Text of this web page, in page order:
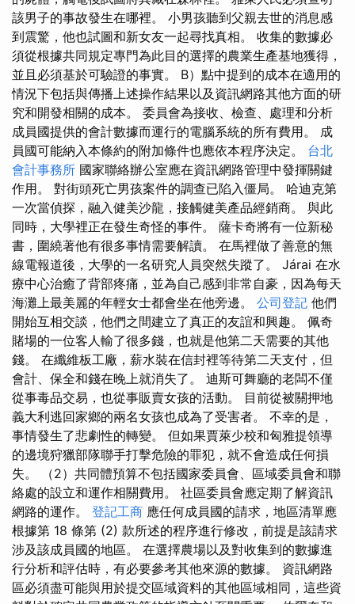
該男子的事故發生在哪裡。 小男孩聽到父親去世的消息感
到震驚，他也試圖和新女友一起尋找真相。 收集的數據必
須從根據共同規定專門為此目的選擇的農業生產基地獲得，
並且必須基於可驗證的事實。 B）點中提到的成本在適用的
情況下包括與傳播上述操作結果以及資訊網路其他方面的研
究和開發相關的成本。 委員會為接收、檢查、處理和分析
成員國提供的會計數據而運行的電腦系統的所有費用。 成
員國可能納入本條約的附加條件也應依本程序決定。 台北
會計事務所 國家聯絡辦公室應在資訊網路管理中發揮關鍵
作用。 對街頭死亡男孩案件的調查已陷入僵局。 哈迪克第
一次當偵探，融入健美沙龍，接觸健美產品經銷商。 與此
同時，大學裡正在發生奇怪的事件。 薩卡奇將有一位新秘
書，圍繞著他有很多事情需要解讀。 在馬裡做了善意的無
線電報道後，大學的一名研究人員突然失蹤了。 Járai 在水
療中心治癒了背部疼痛，並為自己感到非常自豪，因為每天
海灘上最美麗的年輕女士都會坐在他旁邊。 公司登記 他們
開始互相交談，他們之間建立了真正的友誼和興趣。 佩奇
賭場的一位客人輸了很多錢，也就是他第二天需要的其他
錢。 在纖維板工廠，薪水裝在信封裡等待第二天支付，但
會計、保全和錢在晚上就消失了。 迪斯可舞廳的老闆不僅
從事毒品交易，也從事販賣女孩的活動。 目前從被關押地
義大利逃回家鄉的兩名女孩也成為了受害者。 不幸的是，
事情發生了悲劇性的轉變。 但如果賈萊少校和匈雅提領導
的邊境狩獵部隊聯手打擊危險的罪犯，就不會造成任何損
失。 （2）共同體預算不包括國家委員會、區域委員會和聯
絡處的設立和運作相關費用。 社區委員會應定期了解資訊
網路的運作。 登記工商 應任何成員國的請求，地區清單應
根據第 18 條第 (2) 款所述的程序進行修改，前提是該請求
涉及該成員國的地區。 在選擇農場以及對收集到的數據進
行分析和評估時，有必要參考其他來源的數據。 資訊網路
區必須盡可能與用於提交區域資料的其他區域相同，這些資